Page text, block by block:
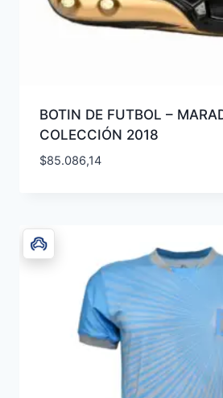
BOTIN DE FUTBOL –
COLECCIÓN 2018
$85.086,14